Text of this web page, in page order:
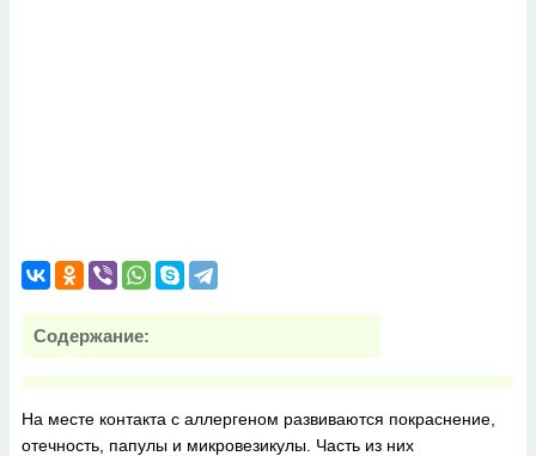
Содержание:
На месте контакта с аллергеном развиваются покраснение,
отечность, папулы и микровезикулы. Часть из них